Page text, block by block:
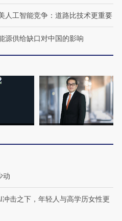
38岁梅西上演帽子戏法
阿根廷3-0阿尔及利亚
围棋失
兹奖得
人工智能竞争：道路比技术更重要
源供给缺口对中国的影响
动
冲击之下，年轻人与高学历女性更